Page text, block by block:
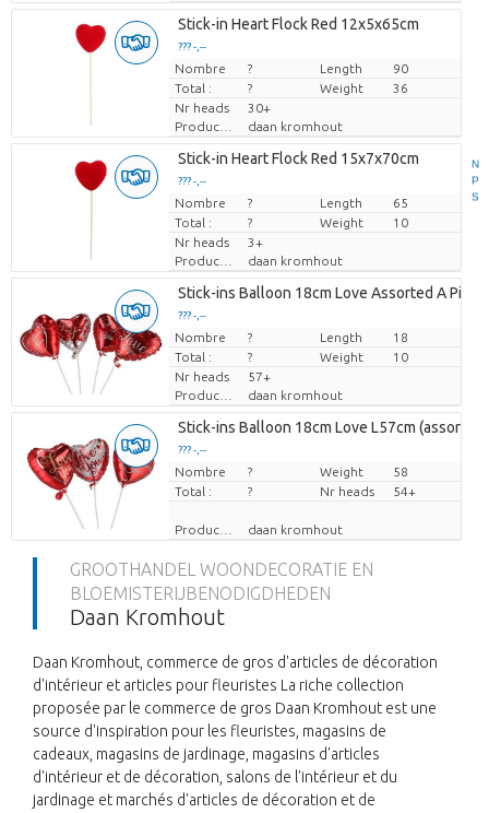
N
P
S
Stick-in Heart Flock Red 12x5x65cm
??? -,--
Prix par pièce
Nombre ? Length
90
Total :
? Weight
36
Nr heads
30+
Producteur
daan kromhout
Stick-in Heart Flock Red 15x7x70cm
??? -,--
Prix par pièce
Nombre ? Length
65
Total :
? Weight
10
Nr heads
3+
Producteur
daan kromhout
Stick-ins Balloon 18cm Love Assorted A Piece
??? -,--
Prix par pièce
Nombre ? Length
18
Total :
? Weight
10
Nr heads
57+
Producteur
daan kromhout
Stick-ins Balloon 18cm Love L57cm (assorted
??? -,--
Prix par pièce
Nombre ? Weight
58
Total :
? Nr heads 54+
Producteur daan kromhout
GROOTHANDEL WOONDECORATIE EN
BLOEMISTERIJBENODIGDHEDEN
Daan Kromhout
Daan Kromhout, commerce de gros d'articles de décoration
d'intérieur et articles pour fleuristes La riche collection
proposée par le commerce de gros Daan Kromhout est une
source d'inspiration pour les fleuristes, magasins de
cadeaux, magasins de jardinage, magasins d'articles
d'intérieur et de décoration, salons de l'intérieur et du
jardinage et marchés d'articles de décoration et de